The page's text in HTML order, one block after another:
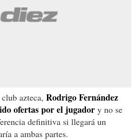
azteca, Rodrigo Fernández
ofertas por el jugador y no se
definitiva si llegará un
a ambas partes.